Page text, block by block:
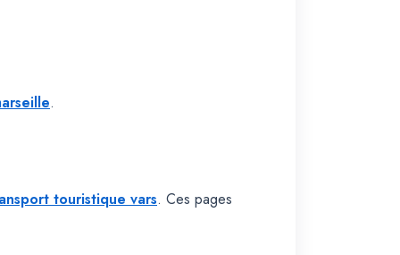
.
touristique vars. Ces pages